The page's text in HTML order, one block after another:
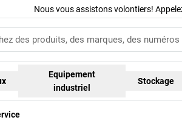
Nous vous assistons volontiers!
Equipement
industriel
Stockage